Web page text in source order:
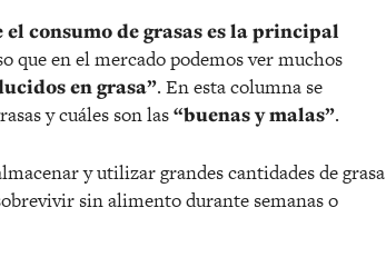
el consumo de grasas es la principal
que en el mercado podemos ver muchos
en grasa”. En esta columna se
y cuáles son las“buenas y malas”.
y utilizar grandes cantidades de grasa
sin alimento durante semanas o